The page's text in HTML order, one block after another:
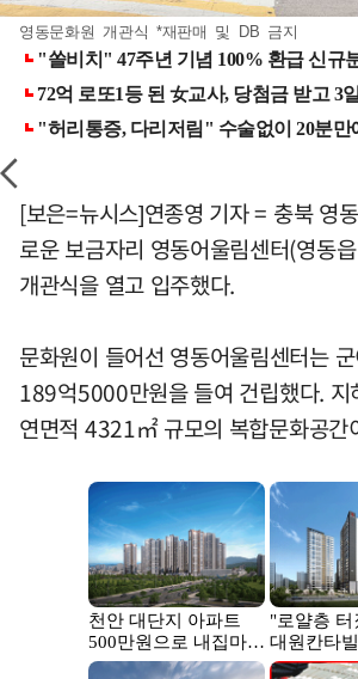
영동문화원 개관식 *재판매 및 DB 금지
[보은=뉴시스]연종영 기자 = 충북 영
로운 보금자리 영동어울림센터(영동
개관식을 열고 입주했다.
문화원이 들어선 영동어울림센터는
189억5000만원을 들여 건립했다.
연면적 4321㎡ 규모의 복합문화공간